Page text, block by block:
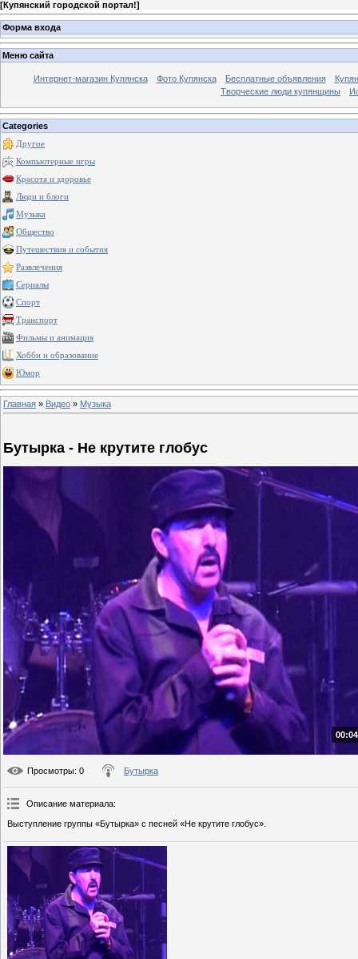
[Купянский городской портал!]
Форма входа
Меню сайта
Интернет-магазин Купянска Фото Купянска Бесплатные объявления
Творческие люди купянщины
Categories
Другое
Компьютерные игры
Красота и здоровье
Люди и блоги
Музыка
Общество
Путешествия и события
Развлечения
Сериалы
Спорт
Транспорт
Фильмы и анимация
Хобби и образование
Юмор
Главная » Видео » Музыка
Бутырка - Не крутите глобус
Просмотры: 0 Бутырка
Описание материала:
Выступление группы «Бутырка» с песней «Не крутите глобус».